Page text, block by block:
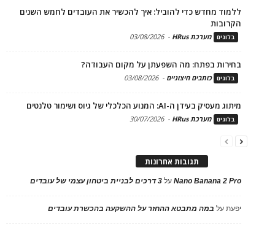
ללמוד מחדש כדי להוביל: איך להכשיר את העובדים לחמש השנים
הקרובות
בלוגים מערכת HRus -
03/08/2026
בחירות בפתח: מה השפעתן על מקום העבודה?
בלוגים כותבים חיצוניים -
03/08/2026
מיתוג מעסיק בעידן ה-AI: המנוע הכלכלי של גיוס ושימור טלנטים
בלוגים מערכת HRus -
30/07/2026
תגובות אחרונות
Nano Banana 2 Proעל 3 דרכים לבניית ביטחון עצמי של עובדים
יפעתעל במה מתבטא ההחזר על ההשקעה בהכשרת עובדים